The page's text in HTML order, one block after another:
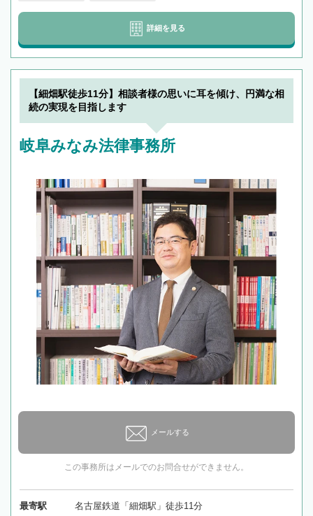
詳細を見る
【細畑駅徒歩11分】相談者様の思いに耳を傾け、円満な相
続の実現を目指します
岐阜みなみ法律事務所
メールする
この事務所はメールでのお問合せができません。
最寄駅 名古屋鉄道「細畑駅」徒歩11分